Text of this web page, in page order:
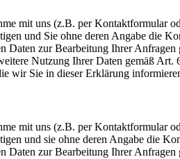
mit uns (z.B. per
und Sie ohne deren Angabe die
Daten zur Bearbeitung Ihrer
Nutzung Ihrer Daten gemäß
wir Sie in dieser Erklärung
mit uns (z.B. per
und sie ohne deren Angabe die
zur Bearbeitung Ihrer